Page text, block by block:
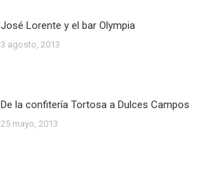
José Lorente y el bar Olympia
3 agosto, 2013
De la confitería Tortosa a Dulces Campos
25 mayo, 2013